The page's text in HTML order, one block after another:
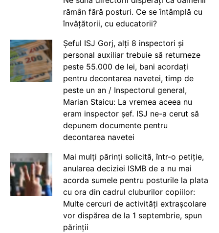
rămân fără posturi. Ce se întâmplă cu
învățătorii, cu educatorii?
Șeful ISJ Gorj, alți 8 inspectori și
personal auxiliar trebuie să returneze
peste 55.000 de lei, bani acordați
pentru decontarea navetei, timp de
peste un an / Inspectorul general,
Marian Staicu: La vremea aceea nu
eram inspector șef. ISJ ne-a cerut să
depunem documente pentru
decontarea navetei
Mai mulți părinți solicită, într-o petiție,
anularea deciziei ISMB de a nu mai
acorda sumele pentru posturile la plata
cu ora din cadrul cluburilor copiilor:
Multe cercuri de activități extrașcolare
vor dispărea de la 1 septembrie, spun
părinții